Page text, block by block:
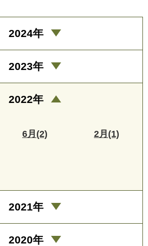
2024年
2023年
2022年
6月(2) 2月(1)
2021年
2020年